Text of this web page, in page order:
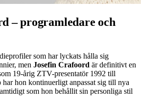
– programledare och
som har lyckats hålla sig
men Josefin Crafoord är definitivt en
19-årig ZTV-presentatör 1992 till
har hon kontinuerligt anpassat sig till nya
som hon behållit sin personliga stil